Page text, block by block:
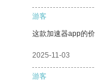
游客
这款加速器app的
2025-11-03
游客